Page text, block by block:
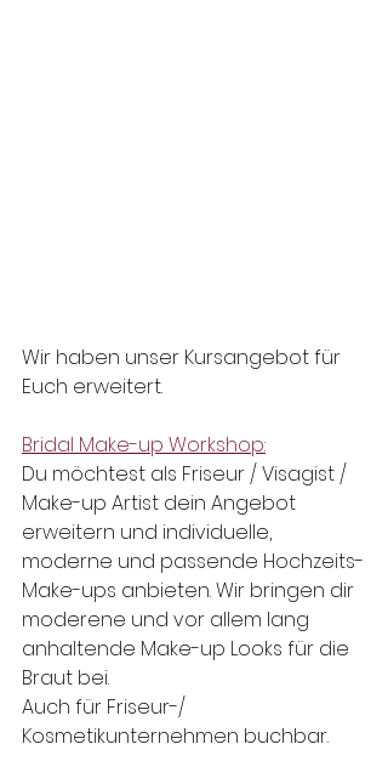
Wir haben unser Kursangebot für
Euch erweitert.
Bridal Make-up Workshop:
Du möchtest als Friseur / Visagist /
Make-up Artist dein Angebot
erweitern und individuelle,
moderne und passende Hochzeits-
Make-ups anbieten. Wir bringen dir
moderene und vor allem lang
anhaltende Make-up Looks für die
Braut bei.
Auch für Friseur-/
Kosmetikunternehmen buchbar.